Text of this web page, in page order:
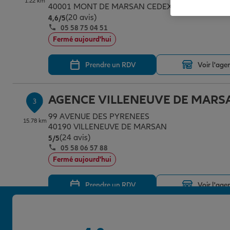
40001 MONT DE MARSAN CEDEX
4,6/5Note de 4.6 sur 5
(20 avis)
05 58 75 04 51
Fermé aujourd'hui
Prendre un RDV Voir
3
15.78 km
AGENCE VILLENEUVE DE
99 AVENUE DES PYRENEES
40190 VILLENEUVE DE MARSAN
5/5Note de 5 sur 5
(24 avis)
05 58 06 57 88
Fermé aujourd'hui
Prendre un RDV Voir